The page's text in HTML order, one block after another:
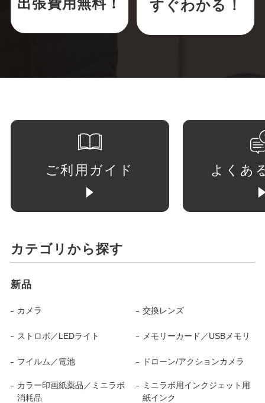
出張費用無料！ すぐわかる！
ご利用ガイド よくあ
カテゴリから探す
新品
カメラ 交換レンズ
ストロボ／LEDライト メモリーカード／USBメモリ
フイルム／電池 ドローン/アクションカメラ
カラー印画紙薬品／ミニラボ
消耗品
ミニラボ用インクジェット用
紙インク